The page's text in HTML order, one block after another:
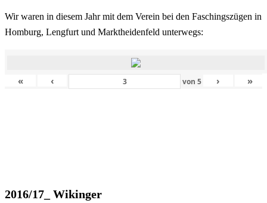
Wir waren in diesem Jahr mit dem Verein bei den Faschingszügen in
Homburg, Lengfurt und Marktheidenfeld unterwegs:
« ‹ von5 › »
2016/17_ Wikinger